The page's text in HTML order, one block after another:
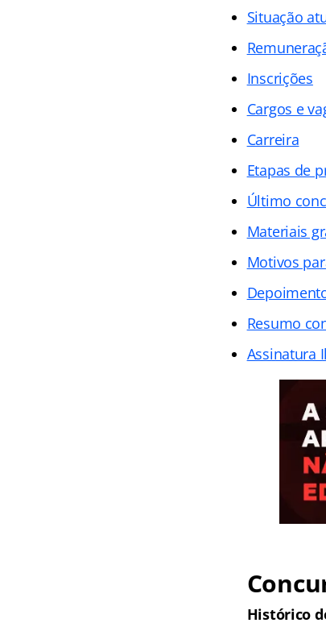
Situação
Inscrições
Cargos e
Carreira
Etapas de
Último
Materiais
Motivos
Resumo
Assinatura
Histórico